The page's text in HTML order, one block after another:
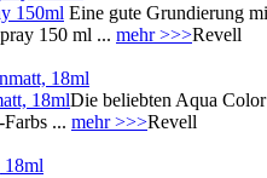
150ml Eine gute Grundierung
150 ml ... mehr >>>Revell
18mlDie beliebten Aqua
... mehr >>>Revell